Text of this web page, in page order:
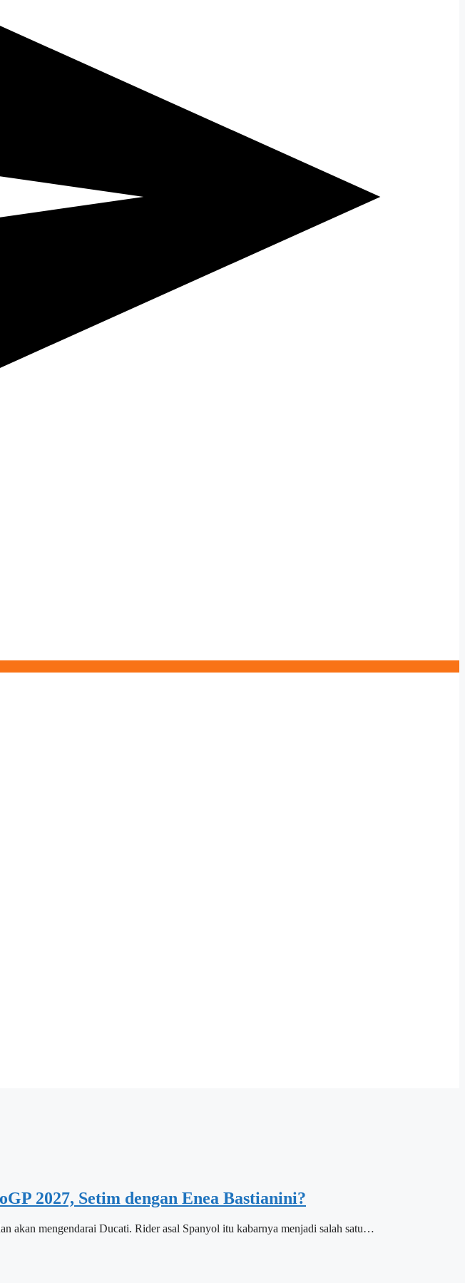
2027, Setim dengan Enea Bastianini?
akan mengendarai Ducati. Rider asal Spanyol itu kabarnya menjadi salah satu…